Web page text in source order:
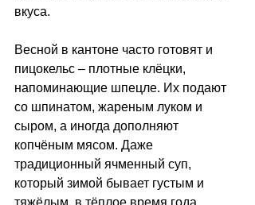
вкуса.
Весной в кантоне часто готовят и
пицокельс – плотные клёцки,
напоминающие шпецле. Их подают
со шпинатом, жареным луком и
сыром, а иногда дополняют
копчёным мясом. Даже
традиционный ячменный суп,
который зимой бывает густым и
тяжёлым, в тёплое время года